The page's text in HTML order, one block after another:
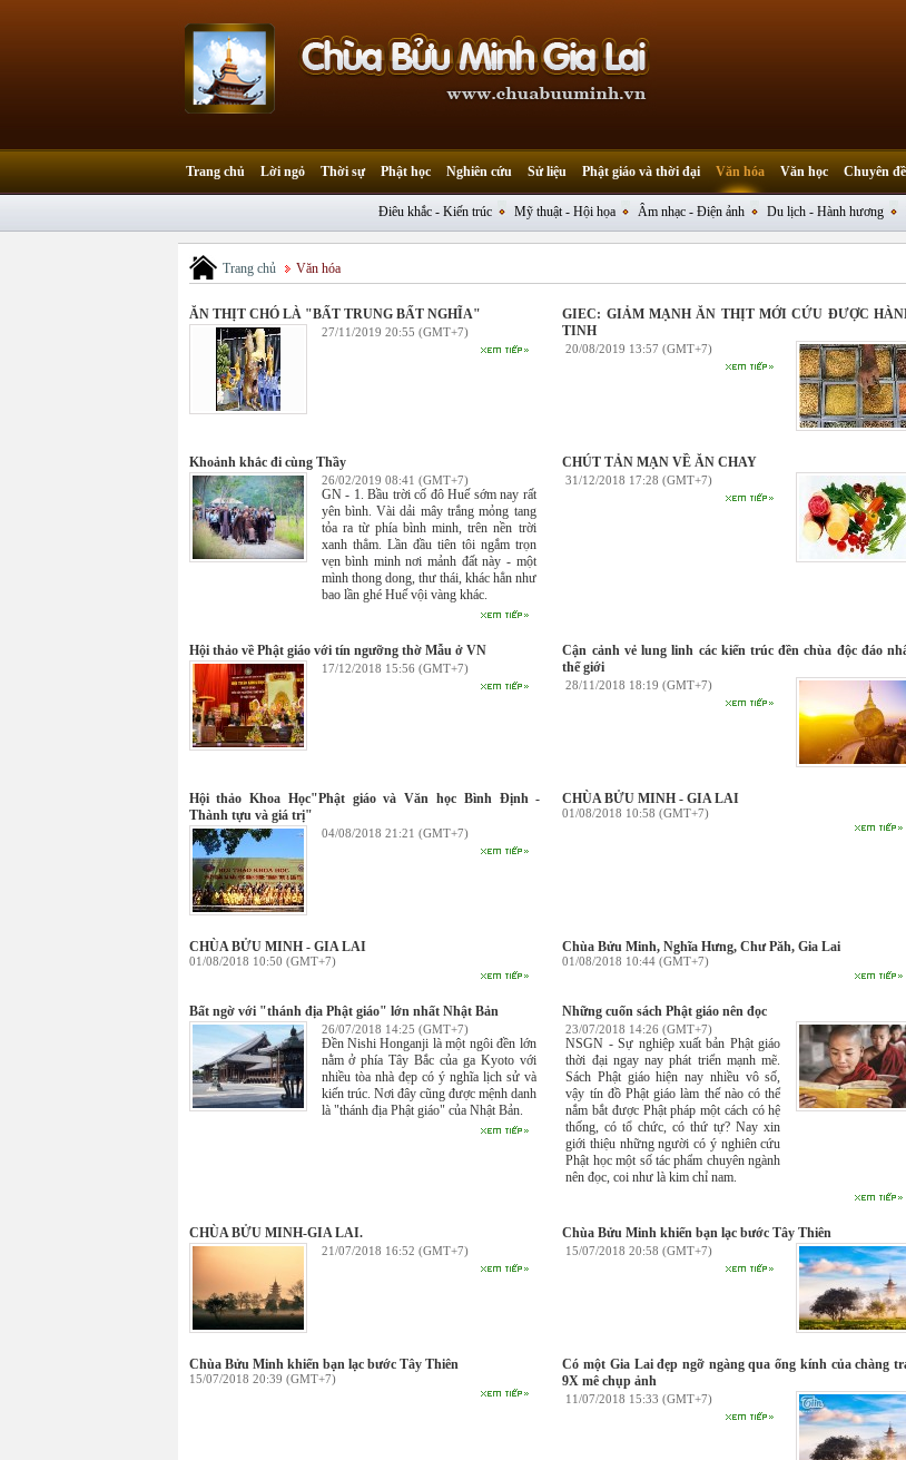
Trang chủ Lời ngỏ Thời sự Phật học Nghiên cứu Sử liệu Phật giáo và thời đại Văn hóa
Điêu khắc - Kiến trúc Mỹ thuật - Hội họa Âm nhạc - Điện ảnh Du lịch - Hành hương
Văn học Chuyên đề
Trang chủ Văn hóa
ĂN THỊT CHÓ LÀ "BẤT TRUNG BẤT NGHĨA"
27/11/2019 20:55 (GMT+7)
GIEC: GIẢM MẠNH ĂN THỊT MỚI CỨU ĐƯỢC
TINH
20/08/2019 13:57 (GMT+7)
Khoảnh khắc đi cùng Thầy
26/02/2019 08:41 (GMT+7)
GN - 1. Bầu trời cố đô Huế sớm nay rất
yên bình. Vài dải mây trắng mỏng tang
tỏa ra từ phía bình minh, trên nền trời
xanh thẳm. Lần đầu tiên tôi ngắm trọn
vẹn bình minh nơi mảnh đất này - một
mình thong dong, thư thái, khác hẳn như
bao lần ghé Huế vội vàng khác.
CHÚT TẢN MẠN VỀ ĂN CHAY
31/12/2018 17:28 (GMT+7)
Hội thảo về Phật giáo với tín ngưỡng thờ Mẫu ở VN
17/12/2018 15:56 (GMT+7)
Cận cảnh vẻ lung linh các kiến trúc đền chùa độc đáo
thế giới
28/11/2018 18:19 (GMT+7)
Hội thảo Khoa Học"Phật giáo và Văn học Bình Định -
Thành tựu và giá trị"
04/08/2018 21:21 (GMT+7)
CHÙA BỬU MINH - GIA LAI
01/08/2018 10:58 (GMT+7)
CHÙA BỬU MINH - GIA LAI
01/08/2018 10:50 (GMT+7)
Chùa Bửu Minh, Nghĩa Hưng, Chư Păh, Gia Lai
01/08/2018 10:44 (GMT+7)
Bất ngờ với "thánh địa Phật giáo" lớn nhất Nhật Bản
26/07/2018 14:25 (GMT+7)
Đền Nishi Honganji là một ngôi đền lớn
nằm ở phía Tây Bắc của ga Kyoto với
nhiều tòa nhà đẹp có ý nghĩa lịch sử và
kiến ​​trúc. Nơi đây cũng được mệnh danh
là "thánh địa Phật giáo" của Nhật Bản.
Những cuốn sách Phật giáo nên đọc
23/07/2018 14:26 (GMT+7)
NSGN - Sự nghiệp xuất bản Phật giáo
thời đại ngay nay phát triển mạnh mẽ.
Sách Phật giáo hiện nay nhiều vô số,
vậy tín đồ Phật giáo làm thế nào có thể
nắm bắt được Phật pháp một cách có hệ
thống, có tổ chức, có thứ tự? Nay xin
giới thiệu những người có ý nghiên cứu
Phật học một số tác phẩm chuyên ngành
nên đọc, coi như là kim chỉ nam.
CHÙA BỬU MINH-GIA LAI.
21/07/2018 16:52 (GMT+7)
Chùa Bửu Minh khiến bạn lạc bước Tây Thiên
15/07/2018 20:58 (GMT+7)
Chùa Bửu Minh khiến bạn lạc bước Tây Thiên
15/07/2018 20:39 (GMT+7)
Có một Gia Lai đẹp ngỡ ngàng qua ống kính của chàng
9X mê chụp ảnh
11/07/2018 15:33 (GMT+7)